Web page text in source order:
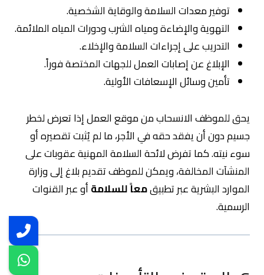
توفير معدات السلامة والوقاية الشخصية.
التهوية والإضاءة ومياه الشرب ودورات المياه الملائمة.
التدريب على إجراءات السلامة والإخلاء.
الإبلاغ عن إصابات العمل للجهات المختصة فوراً.
تأمين وسائل الإسعافات الأولية.
يحق للموظف الانسحاب من موقع العمل إذا تعرض لخطر
جسيم دون أن يفقد حقه في الأجر، ما لم يُثبت تقصيره أو
سوء نيته. كما تفرض لائحة السلامة المهنية عقوبات على
المنشآت المخالفة، ويمكن للموظف تقديم بلاغ إلى وزارة
الموارد البشرية عبر تطبيقمعاً للسلامةأو عبر القنوات
الرسمية.